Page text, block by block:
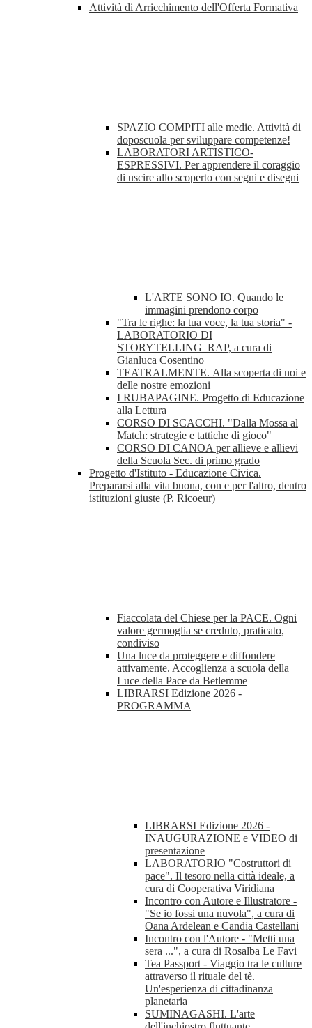
Attività di Arricchimento dell'Offerta Formativa
SPAZIO COMPITI alle medie. Attività di
doposcuola per sviluppare competenze!
LABORATORI ARTISTICO-
ESPRESSIVI. Per apprendere il coraggio
di uscire allo scoperto con segni e disegni
L'ARTE SONO IO. Quando le
immagini prendono corpo
"Tra le righe: la tua voce, la tua storia" -
LABORATORIO DI
STORYTELLING_RAP, a cura di
Gianluca Cosentino
TEATRALMENTE. Alla scoperta di noi e
delle nostre emozioni
I RUBAPAGINE. Progetto di Educazione
alla Lettura
CORSO DI SCACCHI. "Dalla Mossa al
Match: strategie e tattiche di gioco"
CORSO DI CANOA per allieve e allievi
della Scuola Sec. di primo grado
Progetto d'Istituto - Educazione Civica.
Prepararsi alla vita buona, con e per l'altro, dentro
istituzioni giuste (P. Ricoeur)
Fiaccolata del Chiese per la PACE. Ogni
valore germoglia se creduto, praticato,
condiviso
Una luce da proteggere e diffondere
attivamente. Accoglienza a scuola della
Luce della Pace da Betlemme
LIBRARSI Edizione 2026 -
PROGRAMMA
LIBRARSI Edizione 2026 -
INAUGURAZIONE e VIDEO di
presentazione
LABORATORIO "Costruttori di
pace". Il tesoro nella città ideale, a
cura di Cooperativa Viridiana
Incontro con Autore e Illustratore -
"Se io fossi una nuvola", a cura di
Oana Ardelean e Candia Castellani
Incontro con l'Autore - "Metti una
sera ...", a cura di Rosalba Le Favi
Tea Passport - Viaggio tra le culture
attraverso il rituale del tè.
Un'esperienza di cittadinanza
planetaria
SUMINAGASHI. L'arte